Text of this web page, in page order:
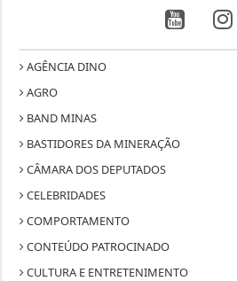
AGÊNCIA DINO
AGRO
BAND MINAS
BASTIDORES DA MINERAÇÃO
CÂMARA DOS DEPUTADOS
CELEBRIDADES
COMPORTAMENTO
CONTEÚDO PATROCINADO
CULTURA E ENTRETENIMENTO